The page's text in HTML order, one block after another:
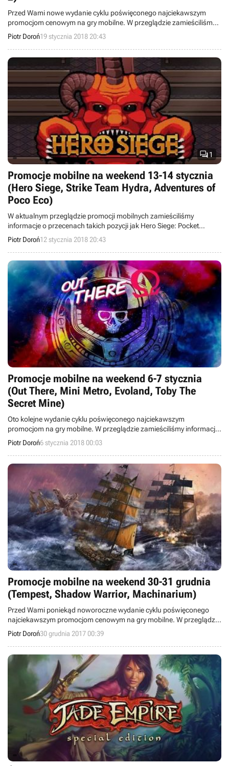
Przed Wami nowe wydanie cyklu poświęconego najciekawszym
promocjom cenowym na gry mobilne. W przeglądzie zamieściliśmy
informacje o przecenach takich pozycji jak assin's Creed Identity,
Realpolitiks, Siralim 2, Death Point, Bertram Fiddle: Episode 1, ACE
Academy i Lucius Demake.
Piotr Doroń19 stycznia 2018 20:43
1
Promocje mobilne na weekend 13-14 stycznia
(Hero Siege, Strike Team Hydra, Adventures of
Poco Eco)
W aktualnym przeglądzie promocji mobilnych zamieściliśmy
informacje o przecenach takich pozycji jak Hero Siege: Pocket
Edition, Strike Team Hydra, Adventures of Poco Eco, OTTTD,
Infamous Machine, Puddle+, unWorded i Downgeon Quest.
Piotr Doroń12 stycznia 2018 20:43
Promocje mobilne na weekend 6-7 stycznia
(Out There, Mini Metro, Evoland, Toby The
Secret Mine)
Oto kolejne wydanie cyklu poświęconego najciekawszym
promocjom na gry mobilne. W przeglądzie zamieściliśmy informacje
o przecenach takich tytułów jak Out There: Omega Edition, Mini
Metro, Evoland, Toby The Secret Mine, In Between, OK Golf oraz
Pixel Heroes: Byte & Magic.
Piotr Doroń6 stycznia 2018 00:03
Promocje mobilne na weekend 30-31 grudnia
(Tempest, Shadow Warrior, Machinarium)
Przed Wami poniekąd noworoczne wydanie cyklu poświęconego
najciekawszym promocjom cenowym na gry mobilne. W przeglądzie
zamieściliśmy informacje o przecenach takich pozycji jak Tempest,
Shadow Warrior Classic Redux, Machinarium, Botanicula, King of
Dragon Pass, Downwell i Hatoful Boyfriend.
Piotr Doroń30 grudnia 2017 00:39